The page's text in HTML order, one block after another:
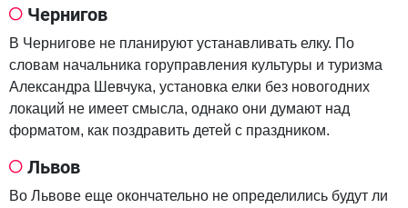
Чернигов
В Чернигове не планируют устанавливать елку. По
словам начальника горуправления культуры и туризма
Александра Шевчука, установка елки без новогодних
локаций не имеет смысла, однако они думают над
форматом, как поздравить детей с праздником.
Львов
Во Львове еще окончательно не определились будут ли